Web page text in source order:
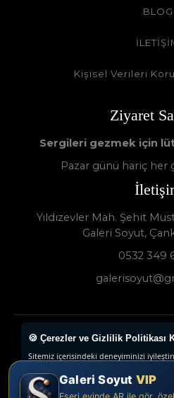
BLOG
Kişisel Verileri
Ziyaret
Sergileri gezmek için
Pazar günü hariç her
Yıldızevler Mah. Şehit
Galeri Soyut,
0532 349
Galeri Soyut - Sanat
www.collectivepeople.com.tr
Galeri Soyut VIP
🍪 Çerezler ve Gizlilik Politikası
Sitemiz içerisindeki deneyiminizi
daha iyi deneyimlemenizi, iletilerin size
uyarlanmasını ve ilgi alanlarınıza hitap